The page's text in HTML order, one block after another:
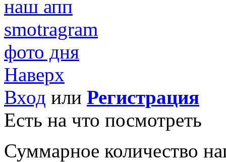
наш апп
smotragram
фото дня
Наверх
Вход или Регистрация
Есть на что посмотреть
Суммарное количество